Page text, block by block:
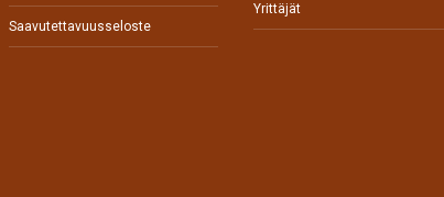
Saavutettavuusseloste
Yrittäjät